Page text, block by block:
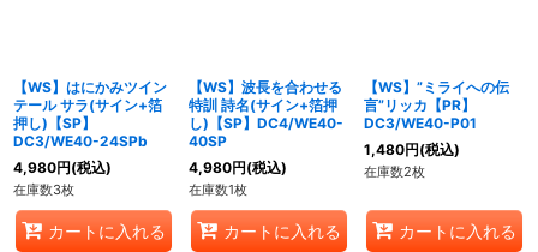
【WS】はにかみツイン
テール サラ(サイン+箔
押し)【SP】
DC3/WE40-24SPb
4,980円(税込)
在庫数3枚
カートに入れる
【WS】波長を合わせる
特訓 詩名(サイン+箔押
し)【SP】DC4/WE40-
40SP
4,980円(税込)
在庫数1枚
カートに入れる
【WS】”ミライへの伝
言”リッカ【PR】
DC3/WE40-P01
1,480円(税込)
在庫数2枚
カートに入れる